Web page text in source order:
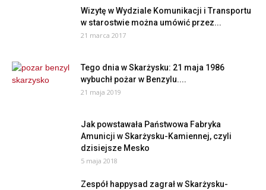
Wizytę w Wydziale Komunikacji i Transportu
w starostwie można umówić przez...
21 marca 2017
Tego dnia w Skarżysku: 21 maja 1986
wybuchł pożar w Benzylu....
21 maja 2019
Jak powstawała Państwowa Fabryka
Amunicji w Skarżysku-Kamiennej, czyli
dzisiejsze Mesko
5 maja 2018
Zespół happysad zagrał w Skarżysku-